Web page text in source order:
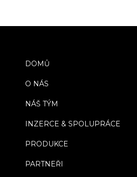
DOMŮ
O NÁS
NÁŠ TÝM
INZERCE & SPOLUPRÁCE
PRODUKCE
PARTNEŘI